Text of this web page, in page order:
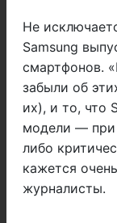
Не
Samsung
смартфонов.
забыли об
их), и то, что
модели — при
либо
кажется
журналисты.